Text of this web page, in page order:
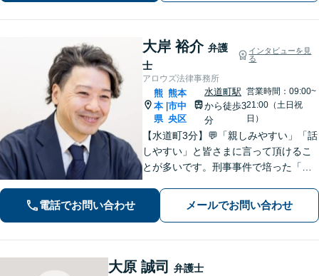
大岸 裕介 弁護
士
インタビューを見
る
アロウズ法律事務所
熊
本
県
|
熊本
市中
央区
水道町駅
から徒歩3
分
営業時間：09:00~
21:00（土日祝
日）
【水道町3分】💬「親しみやすい」「話
しやすい」と皆さまに言って頂けるこ
とが多いです。刑事事件で培った「交
れるのが最大の強み◎【刑事事件／警
察に呼び出されている方▶︎電話相談0
電話でお問い合わせ メールでお問い合わせ
大原 誠司 弁護士